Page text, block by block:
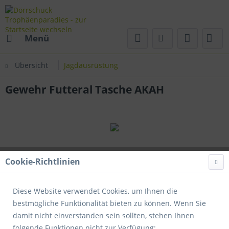
Menü
Übersicht Jagdausrüstung
Gewehr Futteral Tasche AKAH
Cookie-Richtlinien
Diese Website verwendet Cookies, um Ihnen die
bestmögliche Funktionalität bieten zu können. Wenn Sie
damit nicht einverstanden sein sollten, stehen Ihnen